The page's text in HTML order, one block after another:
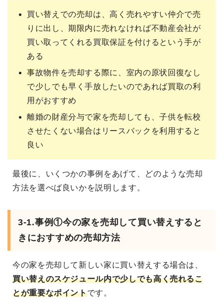
買い替えでの売却は、高く売れやすい仲介で売
りに出し、期限内に売れなければ不動産会社が
買い取ってくれる買取保証を付けるという手が
ある
事故物件を売却する際に、室内の原状回復なし
で少しでも早く手放したいのであれば買取の利
用がおすすめ
離婚の財産分与で家を売却しても、子供を転校
させたくない場合はリースバックを利用すると
良い
最後に、いくつかの事例をあげて、どのような売却
方法を選べば良いかを説明します。
3-1.事例①今の家を売却して買い替えすると
きにおすすめの売却方法
今の家を売却して新しい家に買い替えする場合は、
買い替えのスケジュール内で少しでも高く売れるこ
とが重要なポイントです。